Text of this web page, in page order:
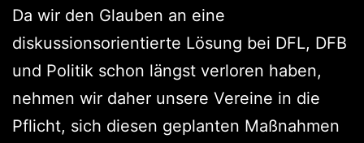
Da wir den Glauben an eine
diskussionsorientierte Lösung bei DFL, DFB
und Politik schon längst verloren haben,
nehmen wir daher unsere Vereine in die
Pflicht, sich diesen geplanten Maßnahmen